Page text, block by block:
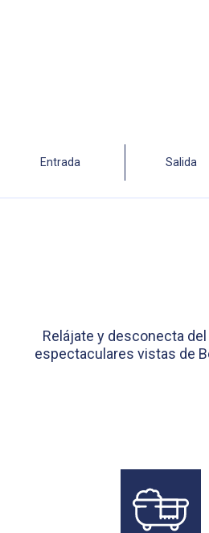
Relájate y desconecta
espectaculares vistas de